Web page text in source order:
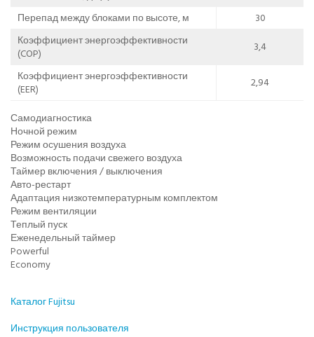
Перепад между блоками по высоте, м
30
Коэффициент энергоэффективности
(COP)
3,4
Коэффициент энергоэффективности
(EER)
2,94
Самодиагностика
Ночной режим
Режим осушения воздуха
Возможность подачи свежего воздуха
Таймер включения / выключения
Авто-рестарт
Адаптация низкотемпературным комплектом
Режим вентиляции
Теплый пуск
Еженедельный таймер
Powerful
Economy
Каталог Fujitsu
Инструкция пользователя